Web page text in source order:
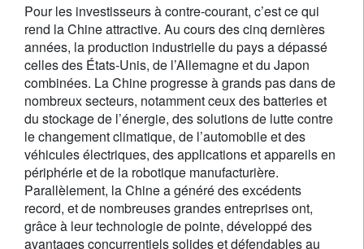
Pour les investisseurs à contre-courant, c’est ce qui
rend la Chine attractive. Au cours des cinq dernières
années, la production industrielle du pays a dépassé
celles des États-Unis, de l’Allemagne et du Japon
combinées. La Chine progresse à grands pas dans de
nombreux secteurs, notamment ceux des batteries et
du stockage de l’énergie, des solutions de lutte contre
le changement climatique, de l’automobile et des
véhicules électriques, des applications et appareils en
périphérie et de la robotique manufacturière.
Parallèlement, la Chine a généré des excédents
record, et de nombreuses grandes entreprises ont,
grâce à leur technologie de pointe, développé des
avantages concurrentiels solides et défendables au